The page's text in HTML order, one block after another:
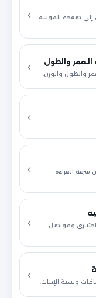
إلى صفحة الموسم
والطول
والطول والوزن.
القراءة
اختياري وفواصل
ونسبة الإنبات.